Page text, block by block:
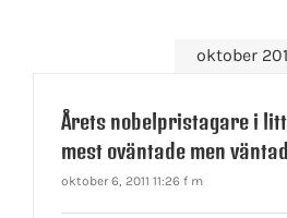
oktober
Årets nobelpristagare i
mest oväntade men
oktober 6, 2011 11:26 f m